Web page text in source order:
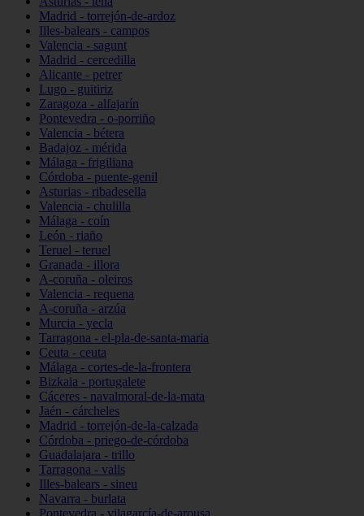
Madrid - torrejón-de-ardoz
Illes-balears - campos
Valencia - sagunt
Madrid - cercedilla
Alicante - petrer
Lugo - guitiriz
Zaragoza - alfajarín
Pontevedra - o-porriño
Valencia - bétera
Badajoz - mérida
Málaga - frigiliana
Córdoba - puente-genil
Asturias - ribadesella
Valencia - chulilla
Málaga - coín
León - riaño
Teruel - teruel
Granada - illora
A-coruña - oleiros
Valencia - requena
A-coruña - arzúa
Murcia - yecla
Tarragona - el-pla-de-santa-maria
Ceuta - ceuta
Málaga - cortes-de-la-frontera
Bizkaia - portugalete
Cáceres - navalmoral-de-la-mata
Jaén - cárcheles
Madrid - torrejón-de-la-calzada
Córdoba - priego-de-córdoba
Guadalajara - trillo
Tarragona - valls
Illes-balears - sineu
Navarra - burlata
Pontevedra - vilagarcía-de-arousa